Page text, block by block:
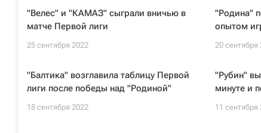
"Велес" и "КАМАЗ" сыграли вничью в
матче Первой лиги
25 сентября 2022
"Родина"
опытом
20 сентября
"Балтика" возглавила таблицу Первой
лиги после победы над "Родиной"
18 сентября 2022
"Рубин"
минуте и
11 сентября